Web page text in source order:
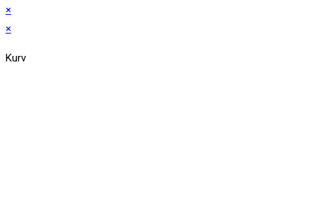
×
×
Kurv